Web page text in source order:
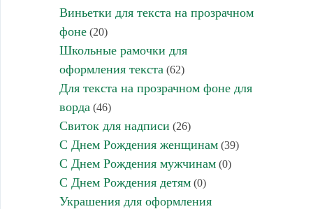
Виньетки для текста на прозрачном
фоне(20)
Школьные рамочки для
оформления текста (62)
Для текста на прозрачном фоне для
ворда (46)
Свиток для надписи (26)
С Днем Рождения женщинам(39)
С Днем Рождения мужчинам(0)
С Днем Рождения детям(0)
Украшения для оформления